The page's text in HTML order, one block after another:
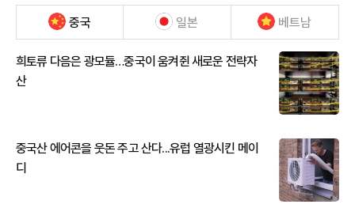
중국 일본 베트남
희토류 다음은 광모듈…중국이 움켜쥔 새로운 전략자
산
중국산 에어콘을 웃돈 주고 산다...유럽 열광시킨 메이
디